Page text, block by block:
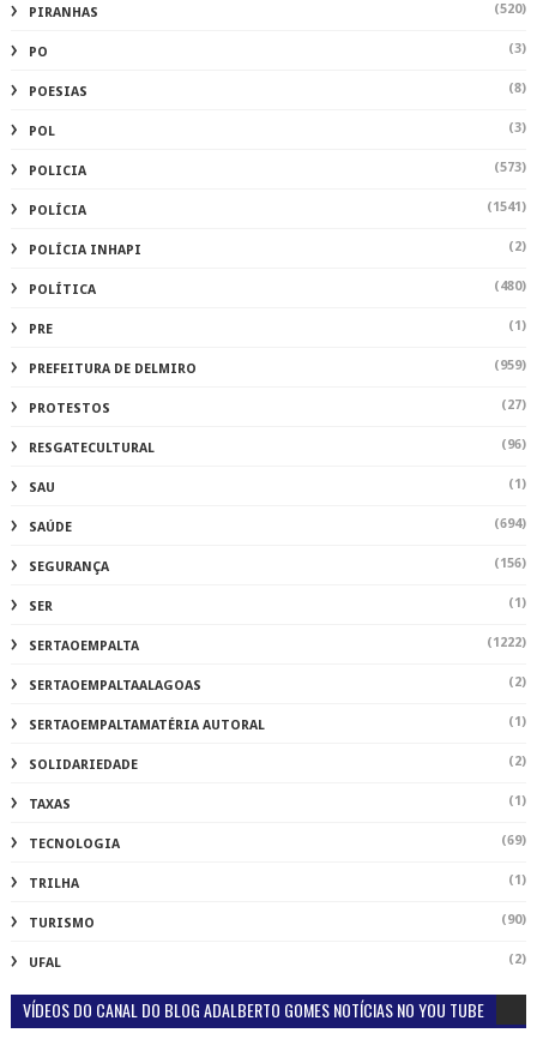
PIRANHAS (520)
PO (3)
POESIAS (8)
POL (3)
POLICIA (573)
POLÍCIA (1541)
POLÍCIA INHAPI (2)
POLÍTICA (480)
PRE (1)
PREFEITURA DE DELMIRO (959)
PROTESTOS (27)
RESGATECULTURAL (96)
SAU (1)
SAÚDE (694)
SEGURANÇA (156)
SER (1)
SERTAOEMPALTA (1222)
SERTAOEMPALTAALAGOAS (2)
SERTAOEMPALTAMATÉRIA AUTORAL (1)
SOLIDARIEDADE (2)
TAXAS (1)
TECNOLOGIA (69)
TRILHA (1)
TURISMO (90)
UFAL (2)
VÍDEOS DO CANAL DO BLOG ADALBERTO GOMES NOTÍCIAS NO YOU TUBE